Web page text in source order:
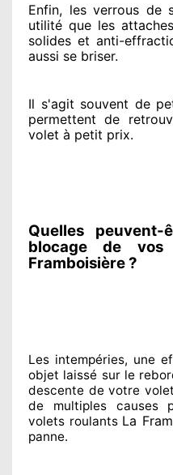
Enfin, les verrous de
utilité que les
solides et anti-
aussi se briser.
Il s'agit souvent de
permettent de
volet à petit prix.
Quelles
blocage de
Framboisière ?
Les intempéries, une
objet laissé sur le
descente de votre
de multiplescauses
volets roulants La
panne.